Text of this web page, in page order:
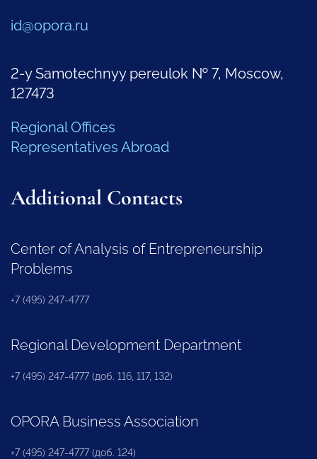
id@opora.ru
2-y Samotechnyy pereulok № 7, Moscow,
127473
Regional Offices
Representatives Abroad
Additional Contacts
Center of Analysis of Entrepreneurship
Problems
+7 (495) 247-4777
Regional Development Department
+7 (495) 247-4777 (доб. 116, 117, 132)
OPORA Business Association
+7 (495) 247-4777 (доб. 124)